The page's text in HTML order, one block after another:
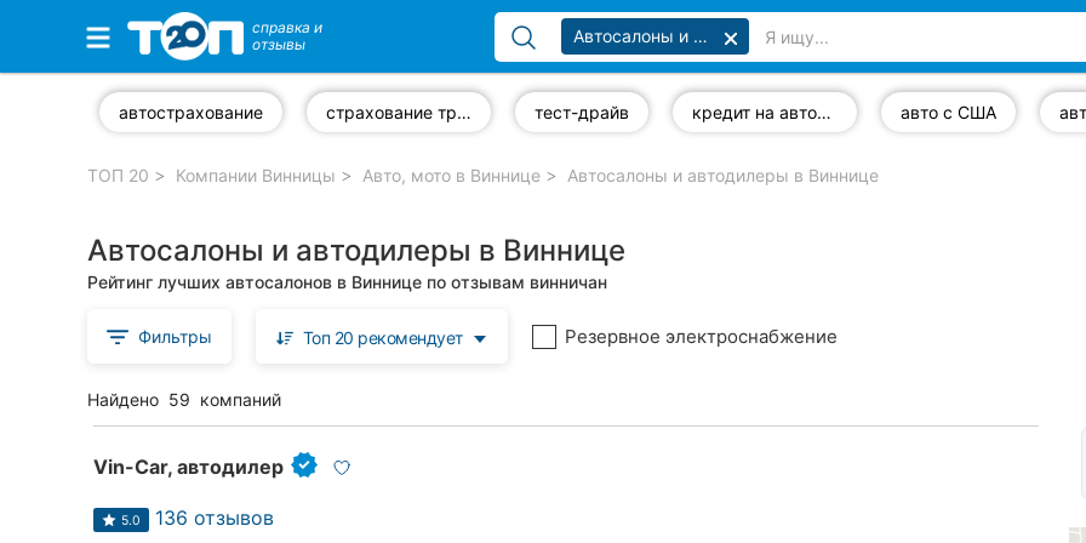
Избранные компании
Стоматологии
Частные клиники
Автошколы
Рестораны
Все рубрики
справка и
отзывы
Автосалоны и автодилеры
автострахование страхование транспорта тест-драйв кредит на автомобиль авто с США
ТОП 20 Компании Винницы Авто, мото в Виннице Автосалоны и автодилеры в Виннице
Автосалоны и автодилеры в Виннице
Рейтинг лучших автосалонов в Виннице по отзывам винничан
Фильтры Топ 20 рекомендует Резервное электроснабжение
Найдено 59 компаний
Vin-Car, автодилер
5.0 136 отзывов